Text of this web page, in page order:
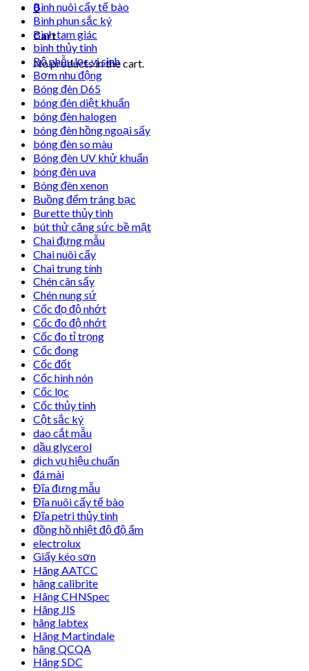
0
Cart
No products in the cart.
Bình nuôi cấy tế bào
Bình phun sắc ký
Bình tam giác
bình thủy tinh
Bộ phễu lọc vi sinh
Bơm nhu động
Bóng đèn D65
bóng đèn diệt khuẩn
bóng đèn halogen
bóng đèn hồng ngoại sấy
bóng đèn so màu
Bóng đèn UV khử khuẩn
bóng đèn uva
Bóng đèn xenon
Buồng đếm tráng bạc
Burette thủy tinh
bút thử căng sức bề mặt
Chai đựng mẫu
Chai nuôi cấy
Chai trung tính
Chén cân sấy
Chén nung sứ
Cốc đọ độ nhớt
Cốc đo độ nhớt
Cốc đo tỉ trọng
Cốc đong
Cốc đốt
Cốc hình nón
Cốc lọc
Cốc thủy tinh
Cột sắc ký
dao cắt mẫu
dầu glycerol
dịch vụ hiệu chuẩn
đá mài
Đĩa đựng mẫu
Đĩa nuôi cấy tế bào
Đĩa petri thủy tinh
đồng hồ nhiệt độ độ ẩm
electrolux
Giấy kéo sơn
Hãng AATCC
hãng calibrite
Hãng CHNSpec
Hãng JIS
hãng labtex
Hãng Martindale
hãng QCQA
Hãng SDC